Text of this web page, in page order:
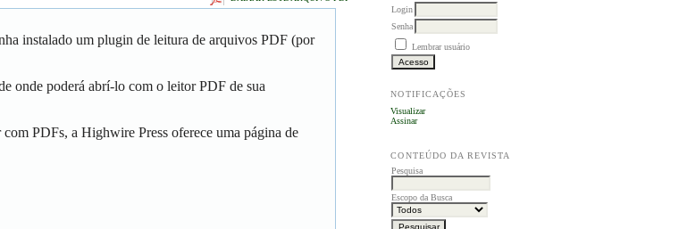
Login
Senha
Lembrar usuário
NOTIFICAÇÕES
Visualizar
Assinar
CONTEÚDO DA REVISTA
Pesquisa
Escopo da Busca
instalado um plugin de leitura de arquivos PDF (por
onde poderá abrí-lo com o leitor PDF de sua
PDFs, a Highwire Press oferece uma página de